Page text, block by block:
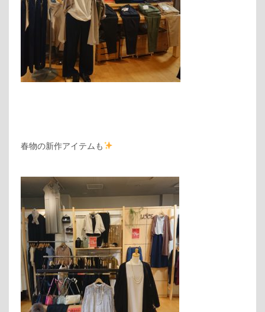
春物の新作アイテムも